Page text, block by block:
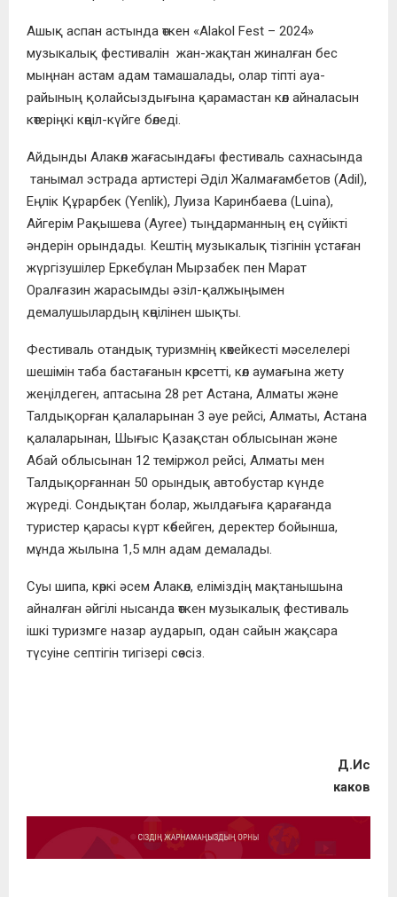
Ашық аспан астында өткен «Alakol Fest – 2024»
музыкалық фестивалін жан-жақтан жиналған бес
мыңнан астам адам тамашалады, олар тіпті ауа-
райының қолайсыздығына қарамастан көл айналасын
көтеріңкі көңіл-күйге бөледі.
Айдынды Алакөл жағасындағы фестиваль сахнасында
танымал эстрада артистері Әділ Жалмағамбетов (Adil),
Еңлік Құрарбек (Yenlik), Луиза Каринбаева (Luina),
Айгерім Рақышева (Ayree) тыңдарманның ең сүйікті
әндерін орындады. Кештің музыкалық тізгінін ұстаған
жүргізушілер Еркебұлан Мырзабек пен Марат
Оралғазин жарасымды әзіл-қалжыңымен
демалушылардың көңілінен шықты.
Фестиваль отандық туризмнің көкейкесті мәселелері
шешімін таба бастағанын көрсетті, көл аумағына жету
жеңілдеген, аптасына 28 рет Астана, Алматы және
Талдықорған қалаларынан 3 әуе рейсі, Алматы, Астана
қалаларынан, Шығыс Қазақстан облысынан және
Абай облысынан 12 теміржол рейсі, Алматы мен
Талдықорғаннан 50 орындық автобустар күнде
жүреді. Сондықтан болар, жылдағыға қарағанда
туристер қарасы күрт көбейген, деректер бойынша,
мұнда жылына 1,5 млн адам демалады.
Суы шипа, көркі әсем Алакөл, еліміздің мақтанышына
айналған әйгілі нысанда өткен музыкалық фестиваль
ішкі туризмге назар аударып, одан сайын жақсара
түсуіне септігін тигізері сөзсіз.
Д.Ис
каков